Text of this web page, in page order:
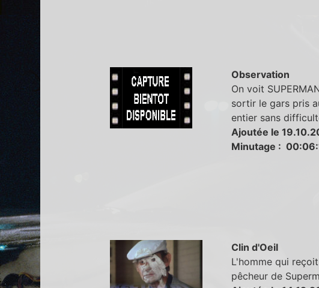
Observation
On voit
sortir le gars pris
entier sans
Ajoutée le
Minutage :
Clin d'Oeil
L'homme qui
pêcheur de